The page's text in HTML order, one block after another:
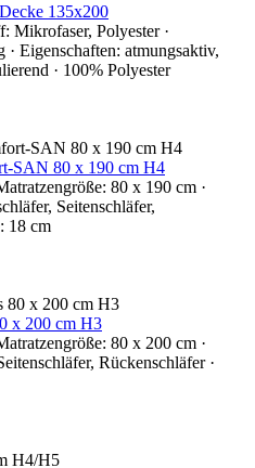
135x200
Mikrofaser, Polyester ·
· Eigenschaften: atmungsaktiv,
· 100% Polyester
SAN 80 x 190 cm H4
80 x 190 cm ·
Seitenschläfer,
18 cm
x 200 cm H3
80 x 200 cm ·
Rückenschläfer ·